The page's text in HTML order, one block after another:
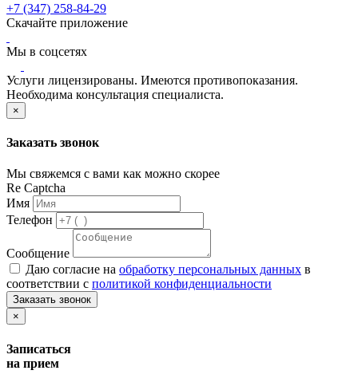
+7 (347) 258-84-29
Скачайте приложение
Мы в соцсетях
Услуги лицензированы. Имеются противопоказания.
Необходима консультация специалиста.
×
Заказать звонок
Мы свяжемся с вами как можно скорее
Re Captcha
Имя
Телефон
Сообщение
Даю согласие на обработку персональных данных в
соответствии с политикой конфиденциальности
Заказать звонок
×
Записаться
на прием